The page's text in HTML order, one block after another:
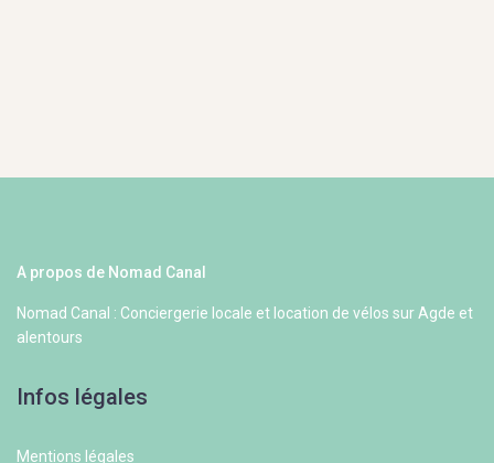
A propos de Nomad Canal
Nomad Canal : Conciergerie locale et location de vélos sur Agde et
alentours
Infos légales
Mentions légales